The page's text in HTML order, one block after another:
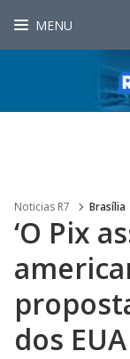
MENU
Noticias R7 Brasília
‘O Pix
dos EUA